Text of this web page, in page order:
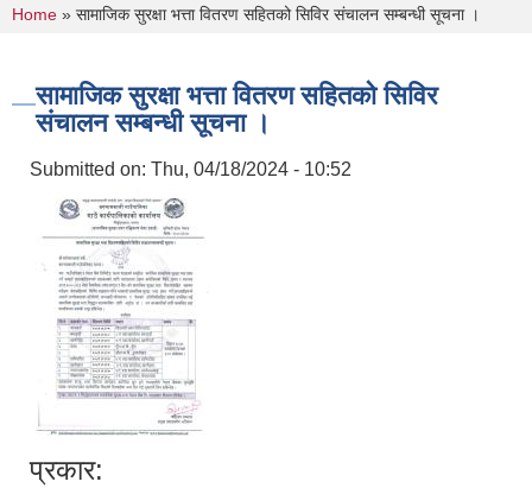
You are here
Home » सामाजिक सुरक्षा भत्ता वितरण सहितको सिविर संचालन सम्बन्धी सूचना ।
सामाजिक सुरक्षा भत्ता वितरण सहितको सिविर
संचालन सम्बन्धी सूचना ।
Submitted on: Thu, 04/18/2024 - 10:52
प्रकार: